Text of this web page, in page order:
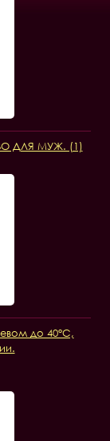
ДЛЯ МУЖ. (1)
до 40°C,